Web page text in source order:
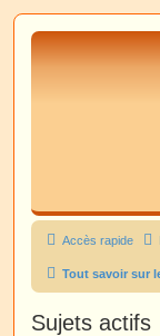
Accès rapide
Tout savoir sur
Sujets actifs